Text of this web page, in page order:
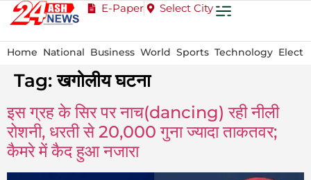
E-Paper Select City
Home National Business World Sports Technology
Tag:खगोलीय घटना
इस ग्रह के सिर पर नाच(dancing) रही नीली
रोशनी, धरती से 20,000 गुना ज्यादा ताकतवर;
कैमरे में कैद हुआ नजारा